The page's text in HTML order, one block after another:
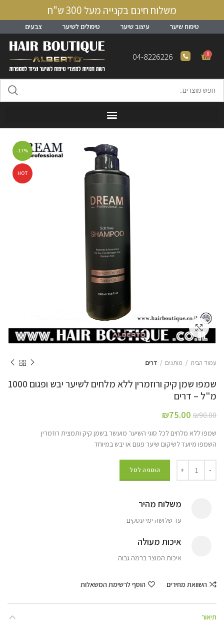
משלוח חינם בקנייה מעל 300 ש"ח
טיפוח שיער עיצוב שיער טיפולים לשיער צבעים
0
04-8226226
-17%
HOT
Click to enlarge
עמוד הבית מותגים דרים
שמפו שמן קיק ורוזמרין ללא מלחים לשיער יבש ופגום 1000
מ"ל – דרים
₪90.00
₪75.00
שמפו ללא מלחים לכל סוגי השיער מועשר בשמן קיק ותמצית רוזמרין
השמפו מיועד לשיקום שיער פגום או יבש במיוחד
הוספה לסל
משלוח מהיר
עד שלושה ימי עסקים
איכות מעולה
איכות המוצר ברמה גבוה
השוואת מחירים הוסף לרשימת המשאלות
תיאור